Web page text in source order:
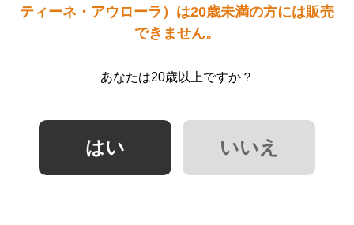
ティーネ・アウローラ）は20歳未満の方には販売
できません。
あなたは20歳以上ですか？